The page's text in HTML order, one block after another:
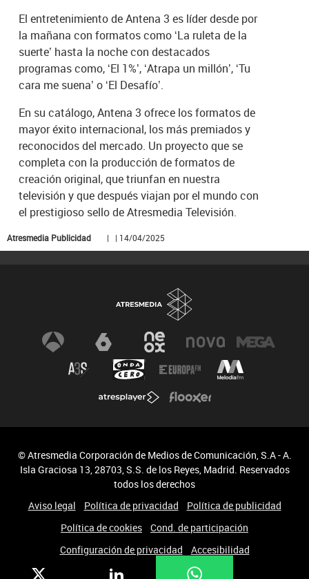
El entretenimiento de Antena 3 es líder desde por
la mañana con formatos como ‘La ruleta de la
suerte’ hasta la noche con destacados
programas como, ‘El 1%’, ‘Atrapa un millón’, ‘Tu
cara me suena’ o ‘El Desafío’.
En su catálogo, Antena 3 ofrece los formatos de
mayor éxito internacional, los más premiados y
reconocidos del mercado. Un proyecto que se
completa con la producción de formatos de
creación original, que triunfan en nuestra
televisión y que después viajan por el mundo con
el prestigioso sello de Atresmedia Televisión.
Atresmedia Publicidad | | 14/04/2025
© Atresmedia Corporación de Medios de Comunicación, S.A - A.
Isla Graciosa 13, 28703, S.S. de los Reyes, Madrid. Reservados
todos los derechos
Aviso legal
Política de privacidad
Política de publicidad
Política de cookies
Cond. de participación
Configuración de privacidad
Accesibilidad